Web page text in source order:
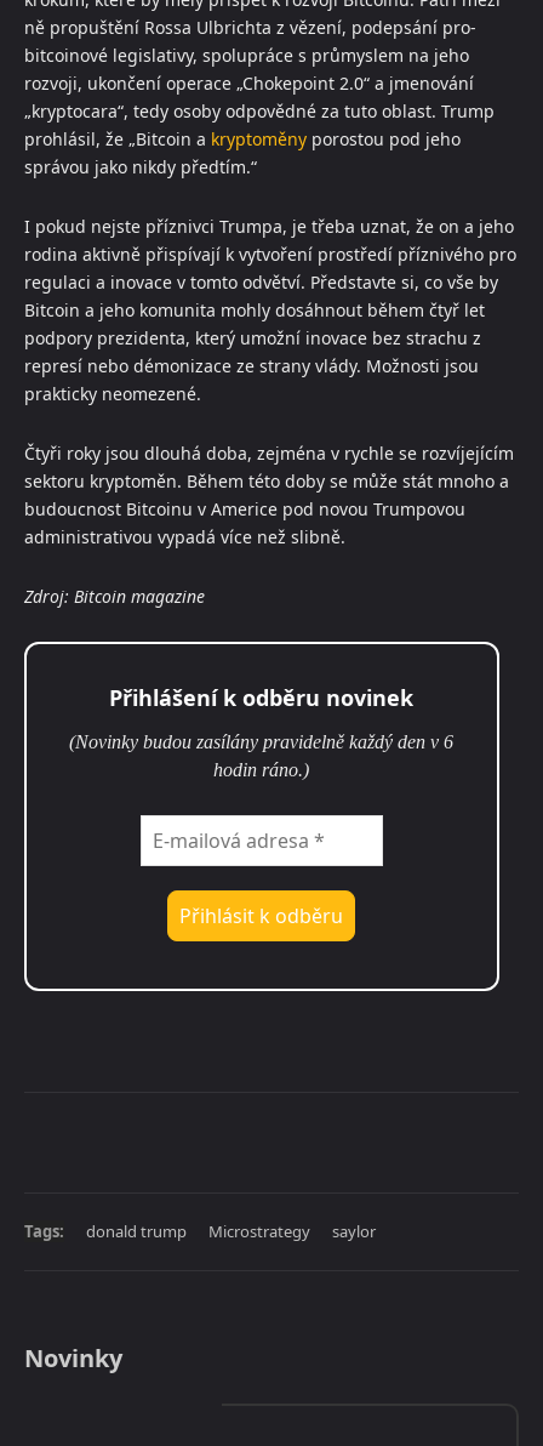
ně propuštění Rossa Ulbrichta z vězení, podepsání pro-
bitcoinové legislativy, spolupráce s průmyslem na jeho
rozvoji, ukončení operace „Chokepoint 2.0“ a jmenování
„kryptocara“, tedy osoby odpovědné za tuto oblast. Trump
prohlásil, že „Bitcoin a kryptoměny porostou pod jeho
správou jako nikdy předtím.“
I pokud nejste příznivci Trumpa, je třeba uznat, že on a jeho
rodina aktivně přispívají k vytvoření prostředí příznivého pro
regulaci a inovace v tomto odvětví. Představte si, co vše by
Bitcoin a jeho komunita mohly dosáhnout během čtyř let
podpory prezidenta, který umožní inovace bez strachu z
represí nebo démonizace ze strany vlády. Možnosti jsou
prakticky neomezené.
Čtyři roky jsou dlouhá doba, zejména v rychle se rozvíjejícím
sektoru kryptoměn. Během této doby se může stát mnoho a
budoucnost Bitcoinu v Americe pod novou Trumpovou
administrativou vypadá více než slibně.
Zdroj: Bitcoin magazine
Přihlášení k odběru novinek
(Novinky budou zasílány pravidelně každý den v 6
hodin ráno.)
Tags: donald trump Microstrategy saylor
Novinky